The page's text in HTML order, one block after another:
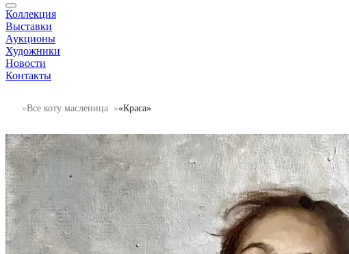
Коллекция
Выставки
Аукционы
Художники
Новости
Контакты
Все коту масленица «Краса»